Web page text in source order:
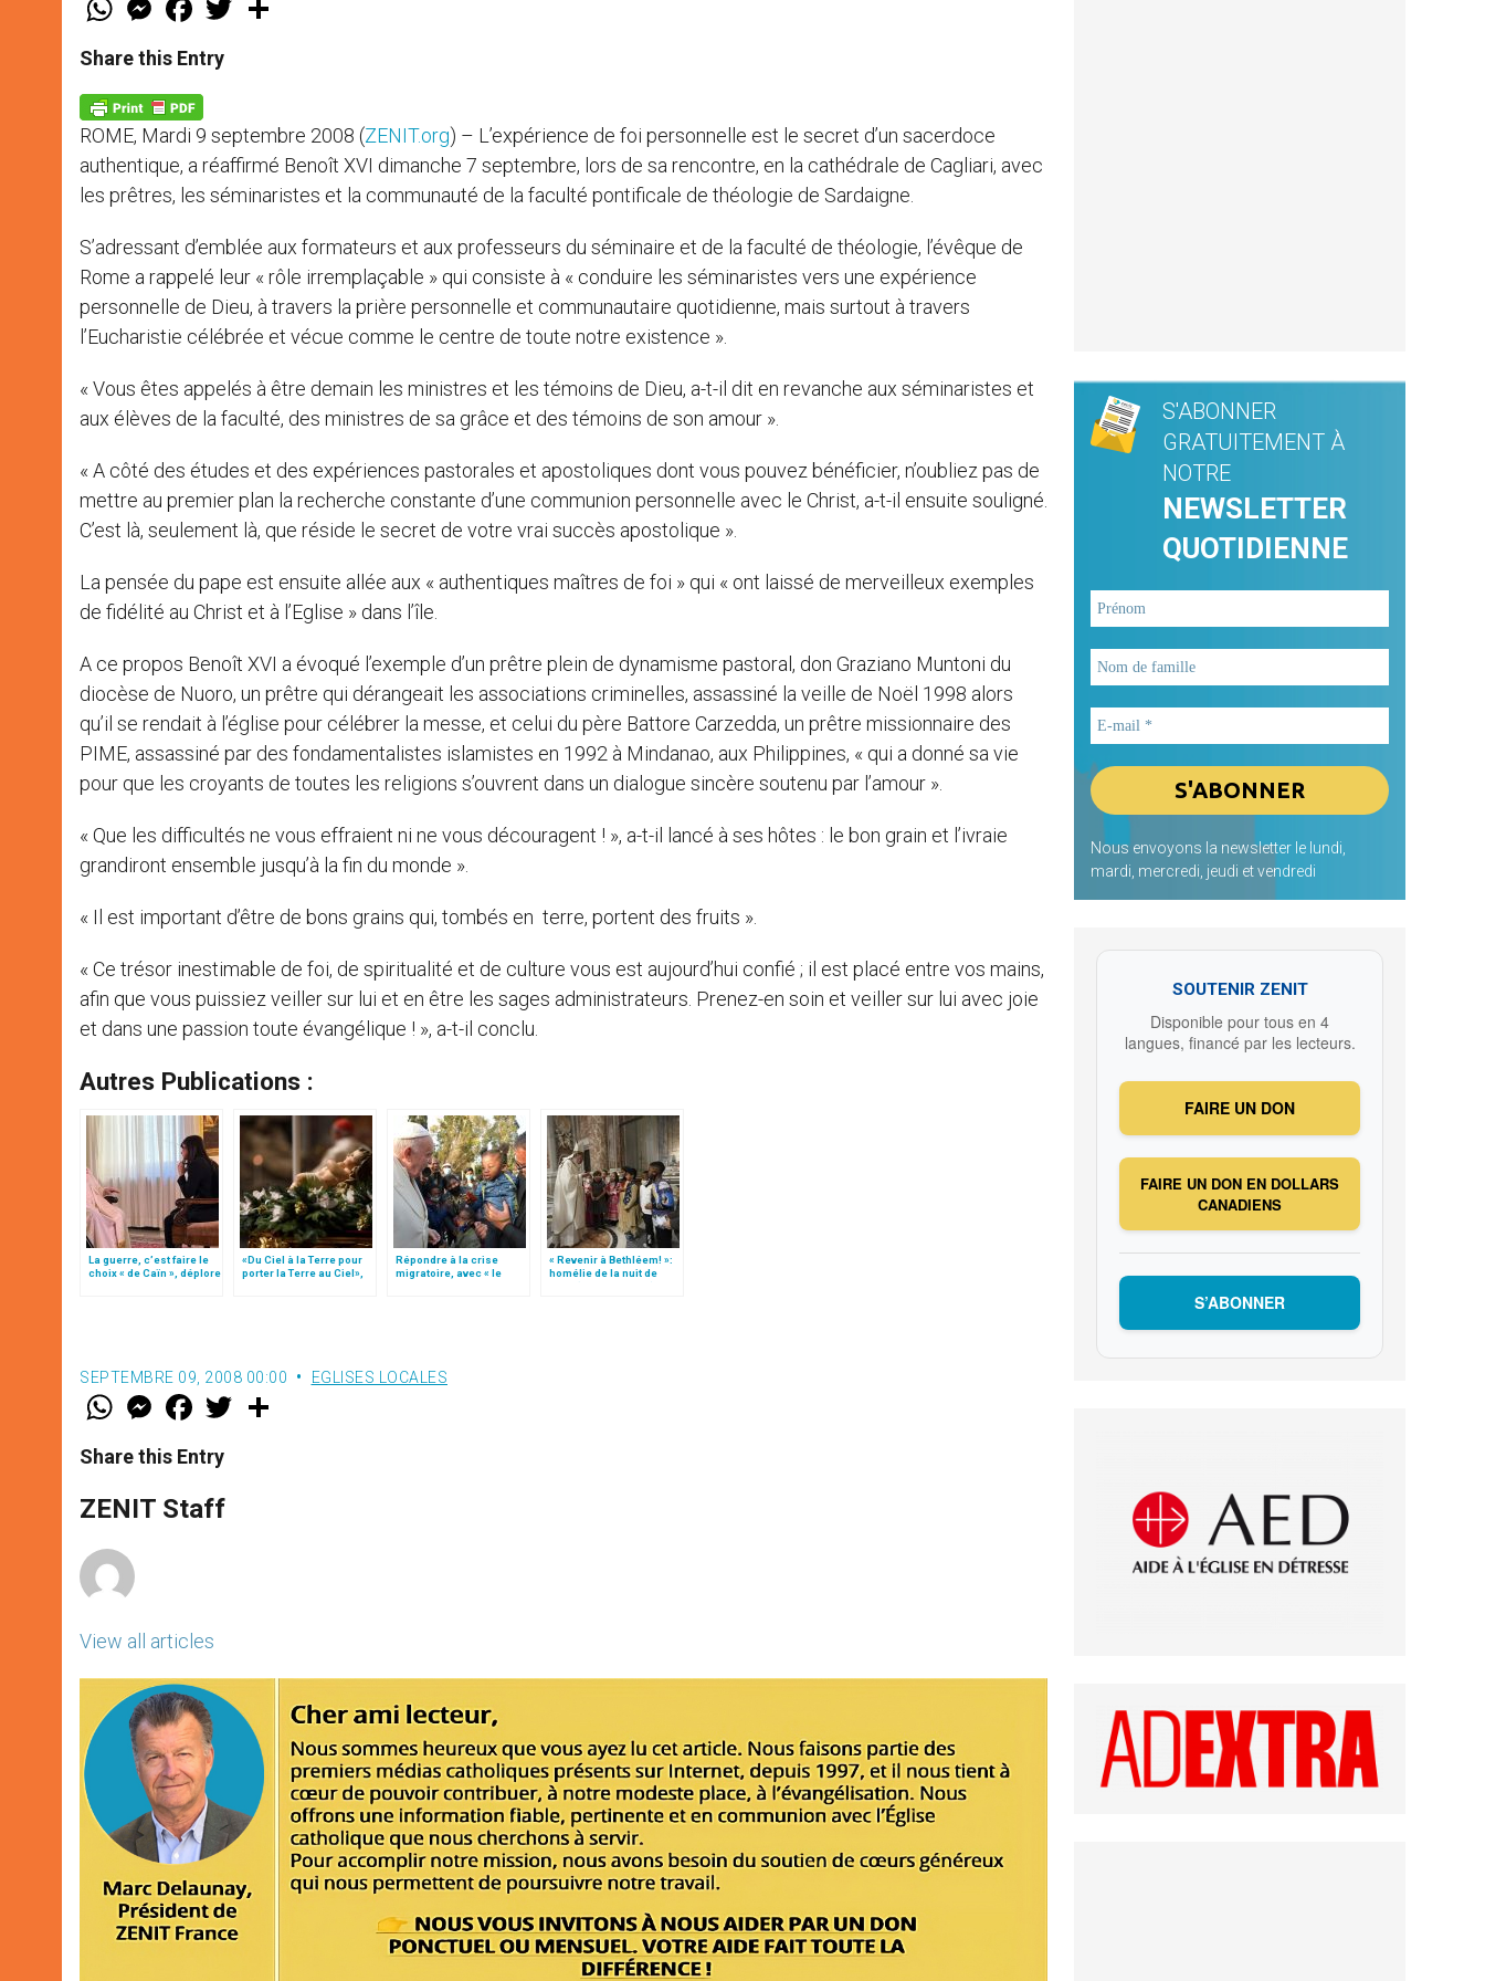
t
s
p
p
e
s
e
g
e
r
a
e
b
k
w
Share this Entry
ROME, Mardi 9 septembre 2008 (ZENIT.org) – L’expérience de foi personnelle est le secret d’un sacerdoce
authentique, a réaffirmé Benoît XVI dimanche 7 septembre, lors de sa rencontre, en la cathédrale de Cagliari, avec
les prêtres, les séminaristes et la communauté de la faculté pontificale de théologie de Sardaigne.
S’adressant d’emblée aux formateurs et aux professeurs du séminaire et de la faculté de théologie, l’évêque de
Rome a rappelé leur « rôle irremplaçable » qui consiste à « conduire les séminaristes vers une expérience
personnelle de Dieu, à travers la prière personnelle et communautaire quotidienne, mais surtout à travers
l’Eucharistie célébrée et vécue comme le centre de toute notre existence ».
« Vous êtes appelés à être demain les ministres et les témoins de Dieu, a-t-il dit en revanche aux séminaristes et
aux élèves de la faculté, des ministres de sa grâce et des témoins de son amour ».
« A côté des études et des expériences pastorales et apostoliques dont vous pouvez bénéficier, n’oubliez pas de
mettre au premier plan la recherche constante d’une communion personnelle avec le Christ, a-t-il ensuite souligné.
C’est là, seulement là, que réside le secret de votre vrai succès apostolique ».
La pensée du pape est ensuite allée aux « authentiques maîtres de foi » qui « ont laissé de merveilleux exemples
de fidélité au Christ et à l’Eglise » dans l’île.
A ce propos Benoît XVI a évoqué l’exemple d’un prêtre plein de dynamisme pastoral, don Graziano Muntoni du
diocèse de Nuoro, un prêtre qui dérangeait les associations criminelles, assassiné la veille de Noël 1998 alors
qu’il se rendait à l’église pour célébrer la messe, et celui du père Battore Carzedda, un prêtre missionnaire des
PIME, assassiné par des fondamentalistes islamistes en 1992 à Mindanao, aux Philippines, « qui a donné sa vie
pour que les croyants de toutes les religions s’ouvrent dans un dialogue sincère soutenu par l’amour ».
« Que les difficultés ne vous effraient ni ne vous découragent ! », a-t-il lancé à ses hôtes : le bon grain et l’ivraie
grandiront ensemble jusqu’à la fin du monde ».
« Il est important d’être de bons grains qui, tombés en terre, portent des fruits ».
« Ce trésor inestimable de foi, de spiritualité et de culture vous est aujourd’hui confié ; il est placé entre vos mains,
afin que vous puissiez veiller sur lui et en être les sages administrateurs. Prenez-en soin et veiller sur lui avec joie
et dans une passion toute évangélique ! », a-t-il conclu.
Autres Publications :
La guerre, c’est faire le
choix « de Caïn », déplore
«Du Ciel à la Terre pour
porter la Terre au Ciel»,
Répondre à la crise
migratoire, avec « le
« Revenir à Bethléem! »:
homélie de la nuit de
Noël (texte complet)
SEPTEMBRE 09, 2008 00:00 EGLISES LOCALES
W
t
s
p
p
M
e
s
e
g
e
F
a
e
b
o
k
w
Share this Entry
ZENIT Staff
View all articles
S'ABONNER
GRATUITEMENT À
NOTRE
NEWSLETTER
QUOTIDIENNE
Nous envoyons la newsletter le lundi,
mardi, mercredi, jeudi et vendredi
SOUTENIR ZENIT
Disponible pour tous en 4
langues, financé par les lecteurs.
FAIRE UN DON
FAIRE UN DON EN DOLLARS
CANADIENS
S’ABONNER